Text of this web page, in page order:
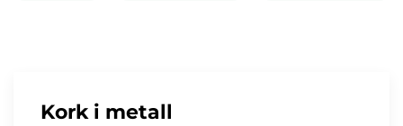
Kork i metall